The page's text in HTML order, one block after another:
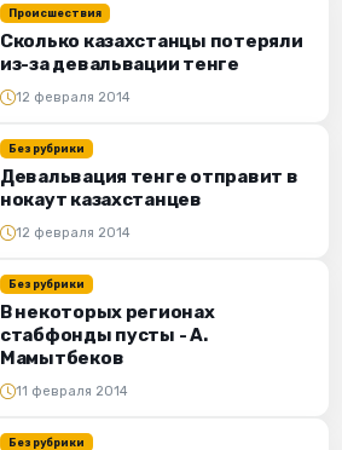
Происшествия
Сколько казахстанцы потеряли
из-за девальвации тенге
12 февраля 2014
Без рубрики
Девальвация тенге отправит в
нокаут казахстанцев
12 февраля 2014
Без рубрики
В некоторых регионах
стабфонды пусты - А.
Мамытбеков
11 февраля 2014
Без рубрики